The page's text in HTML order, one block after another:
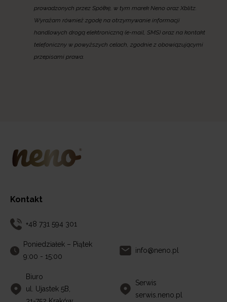
prowadzonych przez Spółkę, w tym marek Neno oraz Xblitz.
Wyrażam również zgodę na otrzymywanie informacji
handlowych drogą elektroniczną (e-mail, SMS) oraz na kontakt
telefoniczny w powyższych celach, zgodnie z obowiązującymi
przepisami prawa.
Kontakt
+48 731 594 301
Poniedziałek – Piątek
9:00 - 15:00
info@neno.pl
Biuro
ul. Ujastek 5B,
Serwis
serwis.neno.pl